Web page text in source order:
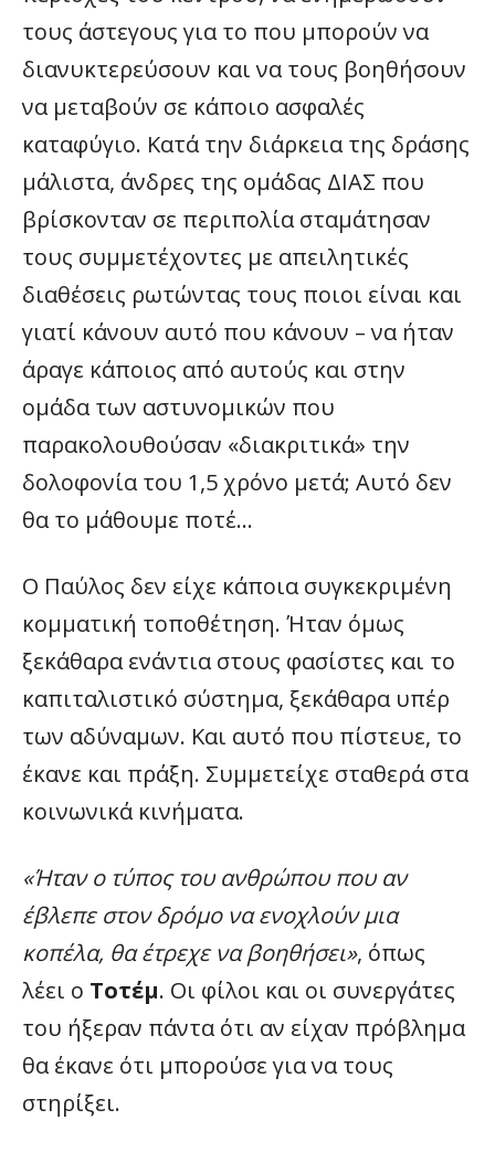
τους άστεγους για το που μπορούν να
διανυκτερεύσουν και να τους βοηθήσουν
να μεταβούν σε κάποιο ασφαλές
καταφύγιο. Κατά την διάρκεια της δράσης
μάλιστα, άνδρες της ομάδας ΔΙΑΣ που
βρίσκονταν σε περιπολία σταμάτησαν
τους συμμετέχοντες με απειλητικές
διαθέσεις ρωτώντας τους ποιοι είναι και
γιατί κάνουν αυτό που κάνουν – να ήταν
άραγε κάποιος από αυτούς και στην
ομάδα των αστυνομικών που
παρακολουθούσαν «διακριτικά» την
δολοφονία του 1,5 χρόνο μετά; Αυτό δεν
θα το μάθουμε ποτέ…
Ο Παύλος δεν είχε κάποια συγκεκριμένη
κομματική τοποθέτηση. Ήταν όμως
ξεκάθαρα ενάντια στους φασίστες και το
καπιταλιστικό σύστημα, ξεκάθαρα υπέρ
των αδύναμων. Και αυτό που πίστευε, το
έκανε και πράξη. Συμμετείχε σταθερά στα
κοινωνικά κινήματα.
«Ήταν ο τύπος του ανθρώπου που αν
έβλεπε στον δρόμο να ενοχλούν μια
κοπέλα, θα έτρεχε να βοηθήσει», όπως
λέει ο Τοτέμ. Οι φίλοι και οι συνεργάτες
του ήξεραν πάντα ότι αν είχαν πρόβλημα
θα έκανε ότι μπορούσε για να τους
στηρίξει.